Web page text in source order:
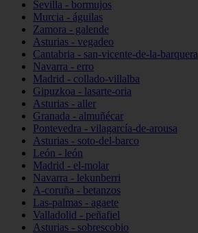
Sevilla - bormujos
Murcia - águilas
Zamora - galende
Asturias - vegadeo
Cantabria - san-vicente-de-la-barquera
Navarra - erro
Madrid - collado-villalba
Gipuzkoa - lasarte-oria
Asturias - aller
Granada - almuñécar
Pontevedra - vilagarcía-de-arousa
Asturias - soto-del-barco
León - león
Madrid - el-molar
Navarra - lekunberri
A-coruña - betanzos
Las-palmas - agaete
Valladolid - peñafiel
Asturias - sobrescobio